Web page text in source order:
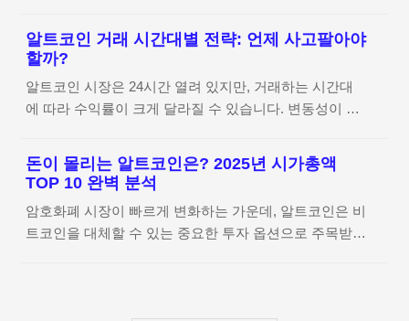
다. 신뢰할 수 있는 뉴스 사이트를 활용하면 다음과 같은
이점이 있습니다.시장 동향을 빠르게 파악: 주요 호재 및
악재를 실시간으로 확인 가능가짜 뉴스 피해 방지: 검증
된 정보 제공투자 전략 강화: 최신 기술 및 트렌드를 학..
코인 트레이딩 봇을 활용하면 감정에 휘둘리지 않고 자동
으로 최적의 거래를 수행할 수 있습니다. 이번 글에서는
트레이딩 봇의 종류, 설정 방법, 최적의 활용 전략까지 단
계별로 알아보겠습니다. 1. 알트코인 트레이딩 봇이란?
트레이딩 봇은 사전 설정된 알고리즘을 기반으로 자동 매
설정하고 봇이 이를 기반으로 매매를 진행하도록 할 수
있습니다.(1) 트레이딩 봇의 주요 기능자동 매매 실행: 사
전에 설정한 전략에 따라 자동으로 매수 및 매도리스크
관리: 손절 및 이익 실현을 자동으로 실행하여 리스크
알트코인 거래 시간대별 전략: 언제 사고팔아야
할까?
알트코인 시장은 24시간 열려 있지만, 거래하는 시간대
에 따라 수익률이 크게 달라질 수 있습니다. 변동성이 높
을 분석하고, 최적의 매매 전략을 제공합니다. 효과적인
시간대별 투자 전략을 활용해 수익을 극대화하세요! 1.
알트코인 시장의 시간대별 특징(1) 오전 9시~오후 3시
(아시아 세션)한국, 중국, 일본 등 아시아 시장이 활발하
게 움직이는 시간입니다.변동성이 상대적으로 낮아 안정
돈이 몰리는 알트코인은? 2025년 시가총액
TOP 10 완벽 분석
암호화폐 시장이 빠르게 변화하는 가운데, 알트코인은 비
트코인을 대체할 수 있는 중요한 투자 옵션으로 주목받고